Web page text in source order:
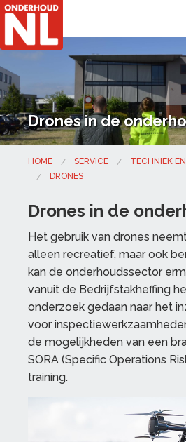
Drones in de
HOME SERVICE
TECHNIEK
DRONES
Drones in de
Het gebruik van drones
alleen recreatief, maar ook
kan de onderhoudssector
vanuit de Bedrijfstakheffing
onderzoek gedaan naar het
voor
de mogelijkheden van een
SORA (Specific Operations
training.